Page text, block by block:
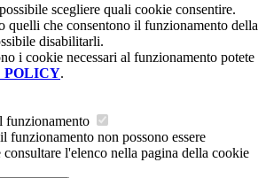
scegliere quali cookie consentire.
quelli che consentono il funzionamento della
disabilitarli.
i cookie necessari al funzionamento potete
POLICY.
funzionamento
funzionamento non possono essere
l'elenco nella pagina della cookie